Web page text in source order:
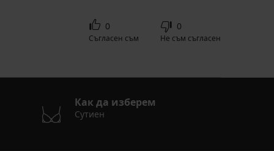
0
Съгласен съм
0
Не съм съгласен
Как да изберем
Сутиен